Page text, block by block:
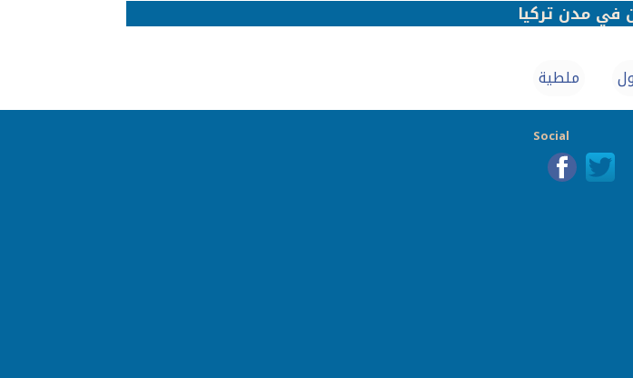
في مدن تركيا
ملطية
Social